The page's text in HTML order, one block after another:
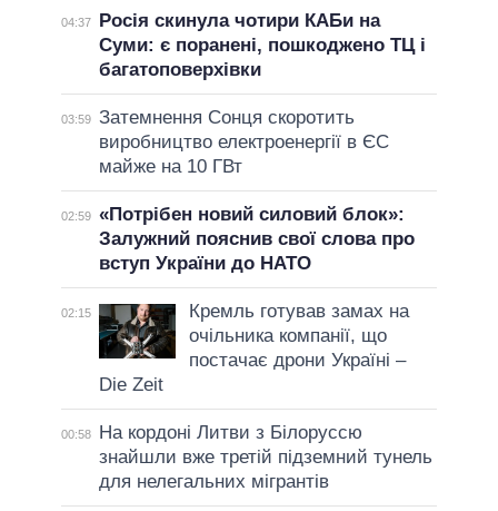
04:37
Росія скинула чотири КАБи на
Суми: є поранені, пошкоджено ТЦ і
багатоповерхівки
03:59 Затемнення Сонця скоротить
виробництво електроенергії в ЄС
майже на 10 ГВт
02:59 «Потрібен новий силовий блок»:
Залужний пояснив свої слова про
вступ України до НАТО
02:15
Кремль готував замах на
очільника компанії, що
постачає дрони Україні –
Die Zeit
00:58
На кордоні Литви з Білоруссю
знайшли вже третій підземний тунель
для нелегальних мігрантів